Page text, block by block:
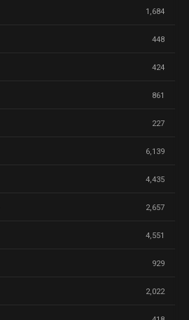
1,684
448
424
861
227
6,139
4,435
2,657
4,551
929
2,022